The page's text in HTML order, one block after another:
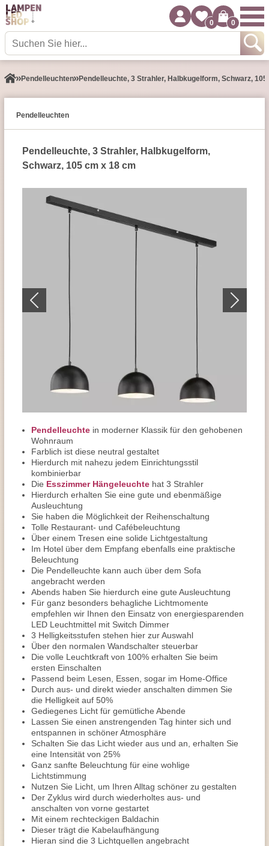
0 0
Pendel­leuchten Pendelleuchte, 3 Strahler, Halbkugelform, Schwarz,
Pendel­leuchten
Pendelleuchte, 3 Strahler, Halbkugelform,
Schwarz, 105 cm x 18 cm
Pendelleuchte in moderner Klassik für den gehobenen
Wohnraum
Farblich ist diese neutral gestaltet
Hierdurch mit nahezu jedem Einrichtungsstil
kombinierbar
Die Esszimmer Hängeleuchte hat 3 Strahler
Hierdurch erhalten Sie eine gute und ebenmäßige
Ausleuchtung
Sie haben die Möglichkeit der Reihenschaltung
Tolle Restaurant- und Cafébeleuchtung
Über einem Tresen eine solide Lichtgestaltung
Im Hotel über dem Empfang ebenfalls eine praktische
Beleuchtung
Die Pendelleuchte kann auch über dem Sofa
angebracht werden
Abends haben Sie hierdurch eine gute Ausleuchtung
Für ganz besonders behagliche Lichtmomente
empfehlen wir Ihnen den Einsatz von energiesparenden
LED Leuchtmittel mit Switch Dimmer
3 Helligkeitsstufen stehen hier zur Auswahl
Über den normalen Wandschalter steuerbar
Die volle Leuchtkraft von 100% erhalten Sie beim
ersten Einschalten
Passend beim Lesen, Essen, sogar im Home-Office
Durch aus- und direkt wieder anschalten dimmen Sie
die Helligkeit auf 50%
Gediegenes Licht für gemütliche Abende
Lassen Sie einen anstrengenden Tag hinter sich und
entspannen in schöner Atmosphäre
Schalten Sie das Licht wieder aus und an, erhalten Sie
eine Intensität von 25%
Ganz sanfte Beleuchtung für eine wohlige
Lichtstimmung
Nutzen Sie Licht, um Ihren Alltag schöner zu gestalten
Der Zyklus wird durch wiederholtes aus- und
anschalten von vorne gestartet
Mit einem rechteckigen Baldachin
Dieser trägt die Kabelaufhängung
Hieran sind die 3 Lichtquellen angebracht